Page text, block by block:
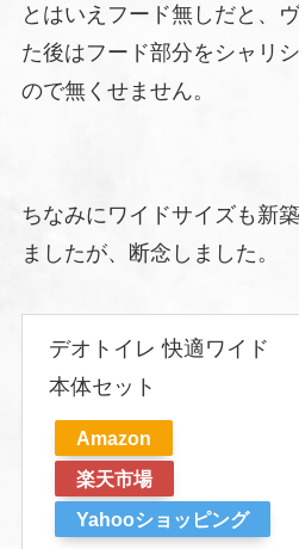
とはいえフード無しだと、
た後はフード部分をシャリ
ので無くせません。
ちなみにワイドサイズも新
ましたが、断念しました。
デオトイレ 快適ワイド
本体セット
Amazon
楽天市場
Yahooショッピング